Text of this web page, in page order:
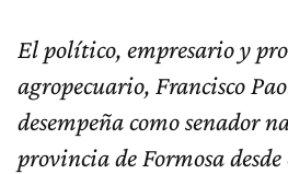
El político, empresario y
agropecuario, Francisco
desempeña como senador
provincia de Formosa